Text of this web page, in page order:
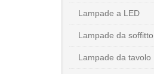
Lampade a LED
Lampade da soffitto
Lampade da tavolo